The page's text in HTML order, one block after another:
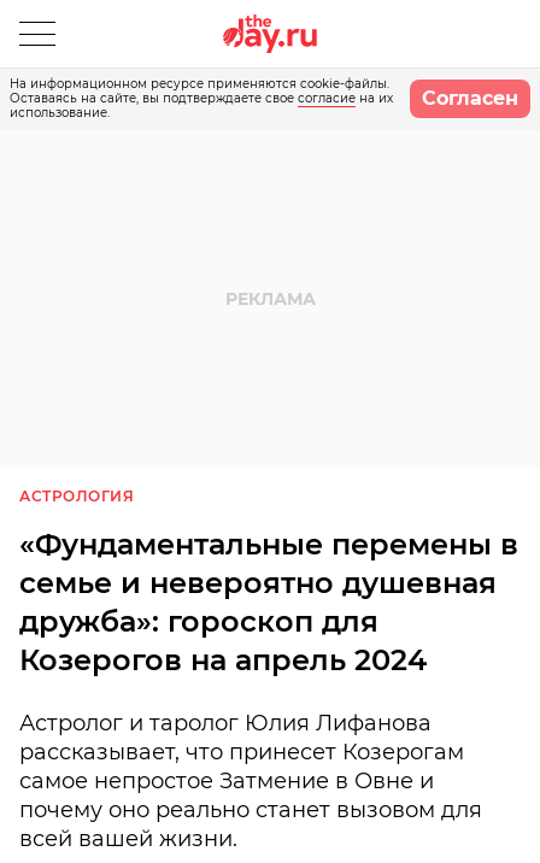
На информационном ресурсе применяются cookie-файлы.
Оставаясь на сайте, вы подтверждаете свое согласие на их
использование.
Согласен
АСТРОЛОГИЯ
«Фундаментальные перемены в
семье и невероятно душевная
дружба»: гороскоп для
Козерогов на апрель 2024
Астролог и таролог Юлия Лифанова
рассказывает, что принесет Козерогам
самое непростое Затмение в Овне и
почему оно реально станет вызовом для
всей вашей жизни.